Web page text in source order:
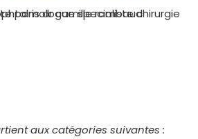
aux catégories suivantes :